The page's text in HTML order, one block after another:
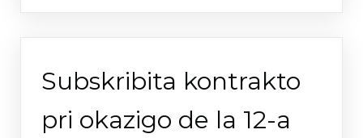
Subskribita kontrakto
pri okazigo de la 12-a